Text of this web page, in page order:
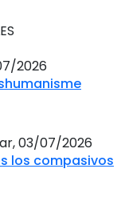
2026
03/07/2026
los compasivos